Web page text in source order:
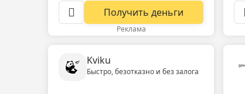
Получить деньги
Реклама
Kviku
Быстро, безотказно и без залога